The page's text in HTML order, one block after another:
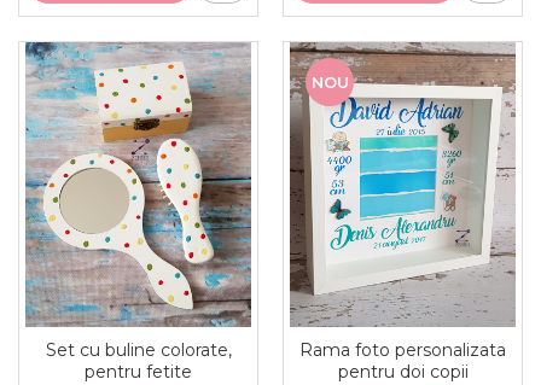
Set cu buline colorate,
pentru fetite
NOU
Rama foto personalizata
pentru doi copii